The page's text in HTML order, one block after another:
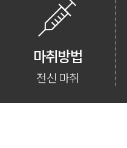
마취방법
전신 마취